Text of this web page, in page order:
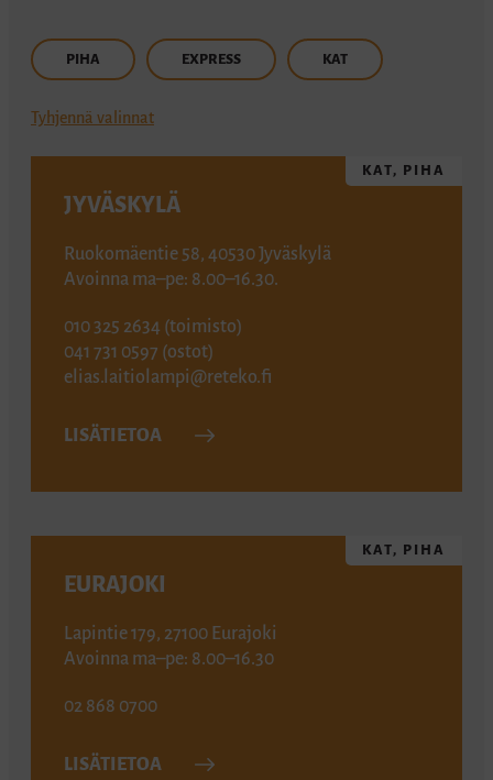
PIHA EXPRESS KAT
Tyhjennä valinnat
KAT, PIHA
JYVÄSKYLÄ
Ruokomäentie 58, 40530 Jyväskylä
Avoinna ma–pe: 8.00–16.30.
010 325 2634 (toimisto)
041 731 0597 (ostot)
elias.laitiolampi@reteko.fi
LISÄTIETOA
KAT, PIHA
EURAJOKI
Lapintie 179, 27100 Eurajoki
Avoinna ma–pe: 8.00–16.30
02 868 0700
LISÄTIETOA